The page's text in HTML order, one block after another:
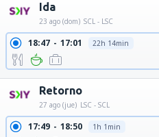
Ida
23 ago (dom) SCL - LSC
18:47 17:01 22h 14min
Retorno
27 ago (jue) LSC - SCL
17:49 18:50 1h 1min